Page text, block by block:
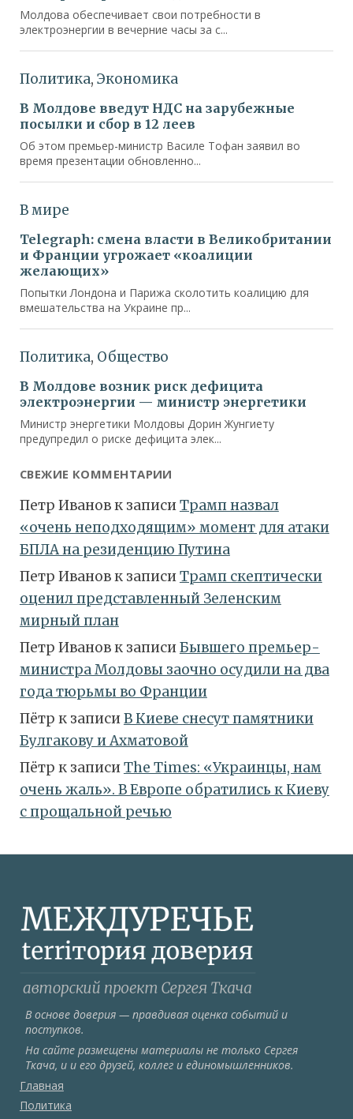
СВЕЖИЕ КОММЕНТАРИИ
Петр Ивановк записиТрамп назвал
«очень неподходящим» момент для атаки
БПЛА на резиденцию Путина
Петр Ивановк записиТрамп скептически
оценил представленный Зеленским
мирный план
Петр Ивановк записиБывшего премьер-
министра Молдовы заочно осудили на два
года тюрьмы во Франции
Пётр к записиВ Киеве снесут памятники
Булгакову и Ахматовой
Пётр к записиТhe Times: «Украинцы, нам
очень жаль». В Европе обратились к Киеву
с прощальной речью
В основе доверия — правдивая оценка событий и
поступков.
На сайте размещены материалы не только Сергея
Ткача, и и его друзей, коллег и единомышленников.
Главная
Политика